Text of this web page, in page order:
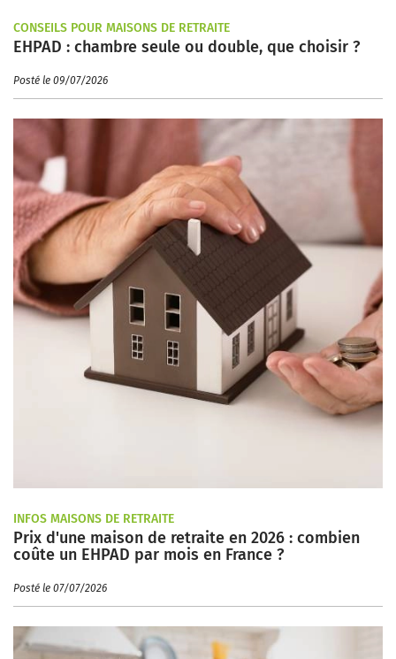
CONSEILS POUR MAISONS DE RETRAITE
EHPAD : chambre seule ou double, que choisir ?
Posté le 09/07/2026
INFOS MAISONS DE RETRAITE
Prix d'une maison de retraite en 2026 : combien
coûte un EHPAD par mois en France ?
Posté le 07/07/2026